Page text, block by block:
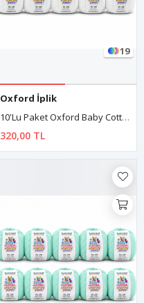
19
Oxford İplik
10'lu Paket Oxford Baby Cotton Amigurumi Punch 50gr/150m No:020 Beyaz
320,00 TL